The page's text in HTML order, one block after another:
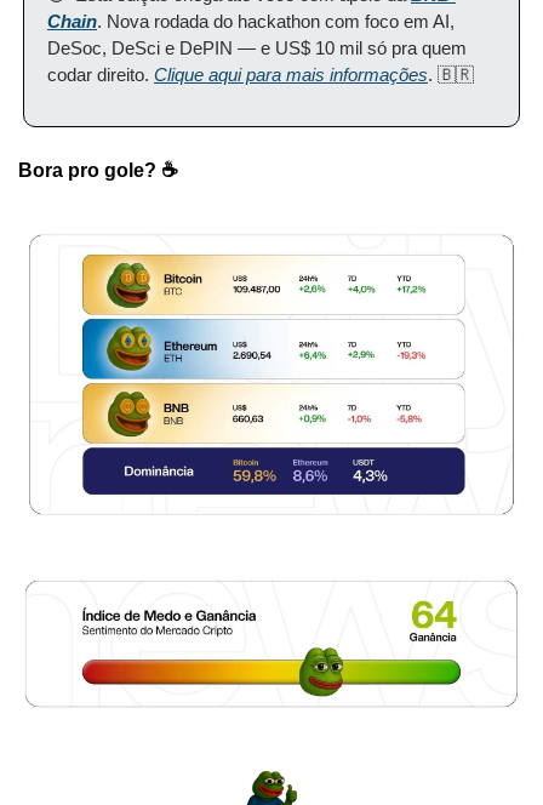
Chain. Nova rodada do hackathon com foco em AI,
DeSoc, DeSci e DePIN — e US$ 10 mil só pra quem
codar direito. Clique aqui para mais informações. 🇧🇷
Bora pro gole? ☕️